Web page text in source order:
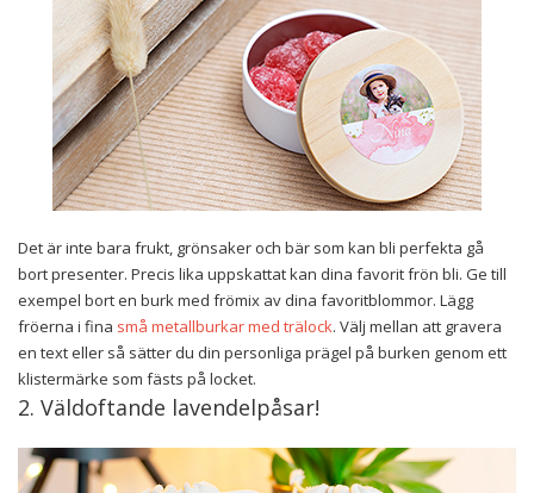
Det är inte bara frukt, grönsaker och bär som kan bli perfekta gå
bort presenter. Precis lika uppskattat kan dina favorit frön bli. Ge till
exempel bort en burk med frömix av dina favoritblommor. Lägg
fröerna i fina små metallburkar med trälock. Välj mellan att gravera
en text eller så sätter du din personliga prägel på burken genom ett
klistermärke som fästs på locket.
2. Väldoftande lavendelpåsar!